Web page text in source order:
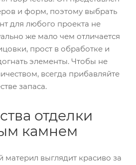
и форм, поэтому выбрать
для любого проекта не
же мало чем отличается
прост в обработке и
элементы. Чтобы не
всегда прибавляйте
запаса.
отделки
камнем
материл выглядит красиво за